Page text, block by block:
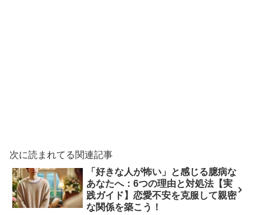
次に読まれてる関連記事
「好きな人が怖い」と感じる臆病な
あなたへ：6つの理由と対処法【実
践ガイド】恋愛不安を克服して親密
な関係を築こう！